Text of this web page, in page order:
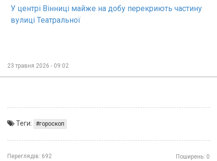
У центрі Вінниці майже на добу перекриють частину
вулиці Театральної
23 травня 2026 - 09:02
Теги: гороскоп
Переглядів: 692 Поширень: 0